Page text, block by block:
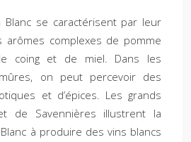
Blanc se caractérisent par leur
arômes complexes de pomme
coing et de miel. Dans les
on peut percevoir des
et d’épices. Les grands
de Savennières illustrent la
à produire des vins blancs